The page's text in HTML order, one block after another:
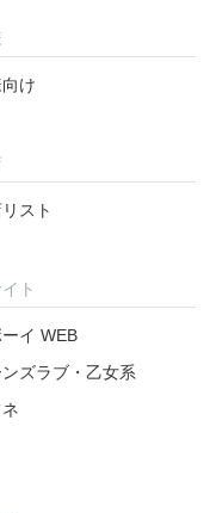
け
スト
ト
イ WEB
ズラブ・乙女系